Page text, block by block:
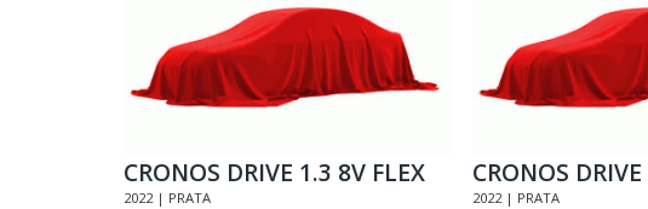
CRONOS DRIVE 1.3 8V FLEX
2022 | PRATA
CRONOS
2022 | PRATA